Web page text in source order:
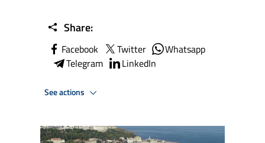
Share:
Facebook Twitter
Whatsapp
Telegram
LinkedIn
See actions